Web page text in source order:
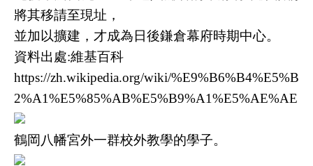
將其移請至現址，
並加以擴建，才成為日後鎌倉幕府時期中心。
資料出處:維基百科
https://zh.wikipedia.org/wiki/%E9%B6%B4%E5%B
2%A1%E5%85%AB%E5%B9%A1%E5%AE%AE
鶴岡八幡宮外一群校外教學的學子。